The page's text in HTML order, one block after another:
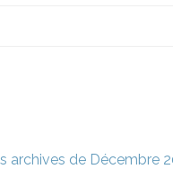
archives de Décembre